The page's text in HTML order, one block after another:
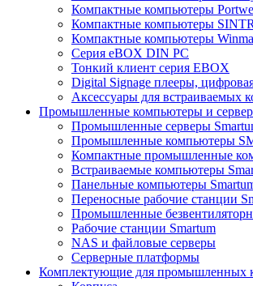
Компактные компьютеры
Компактные компьютеры
Компактные компьютеры
Серия eBOX DIN PC
Тонкий клиент серия EBOX
Digital Signage плееры,
Аксессуары для встраиваемых
Промышленные компьютеры и
Промышленные серверы
Промышленные компьютеры
Компактные промышленные
Встраиваемые компьютеры
Панельные компьютеры
Переносные рабочие станции
Промышленные
Рабочие станции Smartum
NAS и файловые серверы
Серверные платформы
Комплектующие для промышленных